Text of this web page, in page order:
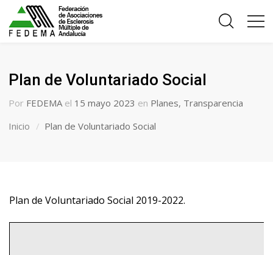
Plan de Voluntariado Social
Por FEDEMA el 15 mayo 2023 en Planes, Transparencia
Inicio
Plan de Voluntariado Social
Plan de Voluntariado Social 2019-2022.